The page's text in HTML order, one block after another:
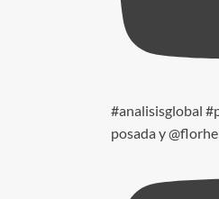
#analisisglobal
posada y